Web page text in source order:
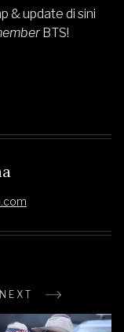
& update di sini
BTS!
NEXT